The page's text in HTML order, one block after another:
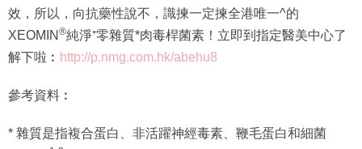
效，所以，向抗藥性說不，識揀一定揀全港唯一^的
XEOMIN ®純淨⁺零雜質*肉毒桿菌素！立即到指定醫美中心了
解下啦︰ http://p.nmg.com.hk/abehu8
參考資料︰
* 雜質是指複合蛋白、非活躍神經毒素、鞭毛蛋白和細菌